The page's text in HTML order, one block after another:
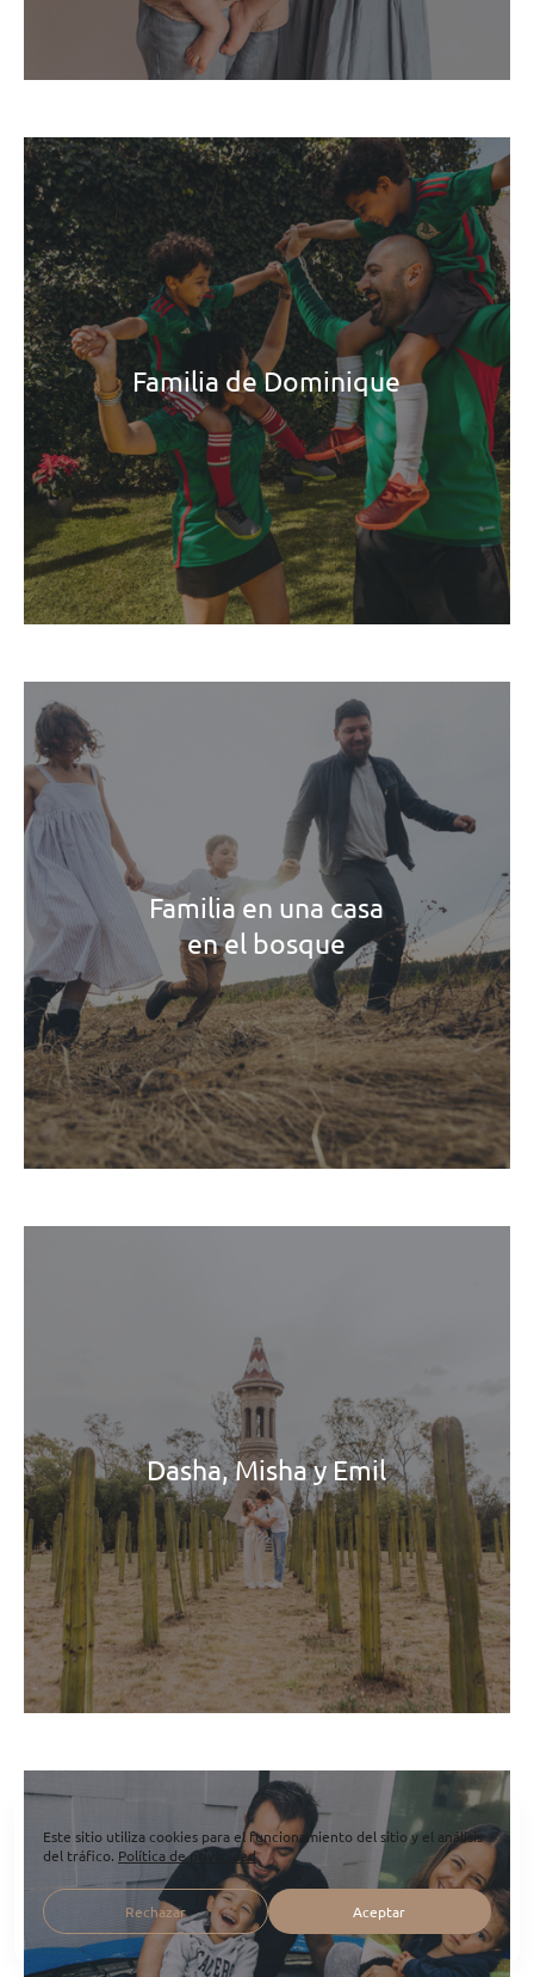
Familia de Dominique
Familia en una casa
en el bosque
Dasha, Misha y Emil
Este sitio utiliza cookies para el funcionamiento del sitio y el análisis
del tráfico. Política de privacidad
Rechazar Aceptar